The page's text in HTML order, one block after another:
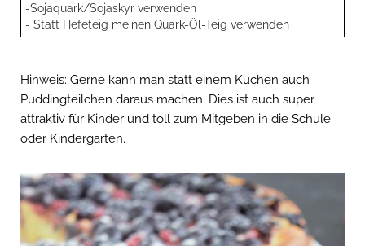
-Sojaquark/Sojaskyr verwenden
- Statt Hefeteig meinen Quark-Öl-Teig verwenden
Hinweis: Gerne kann man statt einem Kuchen auch
Puddingteilchen daraus machen. Dies ist auch super
attraktiv für Kinder und toll zum Mitgeben in die Schule
oder Kindergarten.